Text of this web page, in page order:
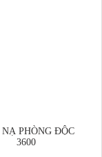
PHÒNG ĐỘC
3600